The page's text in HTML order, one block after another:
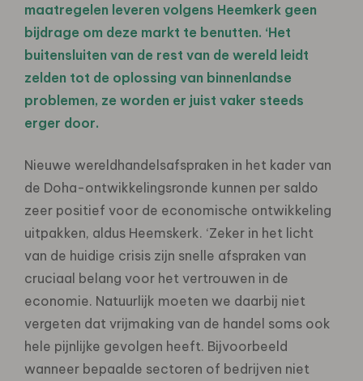
maatregelen leveren volgens Heemkerk geen
bijdrage om deze markt te benutten. ‘Het
buitensluiten van de rest van de wereld leidt
zelden tot de oplossing van binnenlandse
problemen, ze worden er juist vaker steeds
erger door.
Nieuwe wereldhandelsafspraken in het kader van
de Doha-ontwikkelingsronde kunnen per saldo
zeer positief voor de economische ontwikkeling
uitpakken, aldus Heemskerk. ‘Zeker in het licht
van de huidige crisis zijn snelle afspraken van
cruciaal belang voor het vertrouwen in de
economie. Natuurlijk moeten we daarbij niet
vergeten dat vrijmaking van de handel soms ook
hele pijnlijke gevolgen heeft. Bijvoorbeeld
wanneer bepaalde sectoren of bedrijven niet